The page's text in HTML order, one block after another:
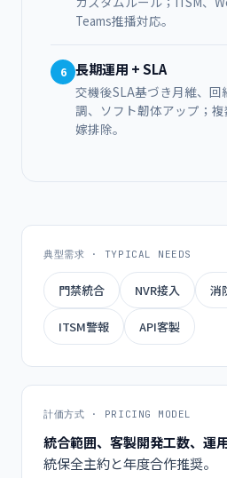
Teams推播対応。
6 長期運用 + SLA
交機後SLA基づき月維、
調、ソフト韌体アップ；
嫁排除。
典型需求 · TYPICAL NEEDS
門禁統合 NVR接入 消
ITSM警報 API客製
計価方式 · PRICING MODEL
統合範囲、客製開発工数、運
統保全主約と年度合作推奨。